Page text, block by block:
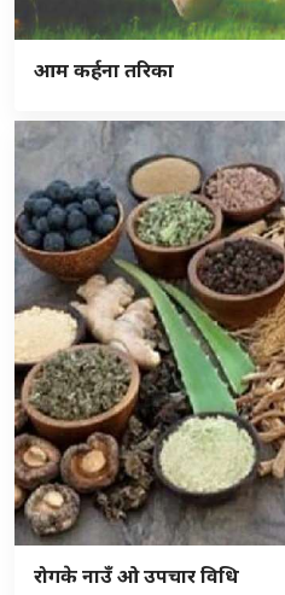
आम कर्हना तरिका
रोगके नाउँ ओ उपचार विधि